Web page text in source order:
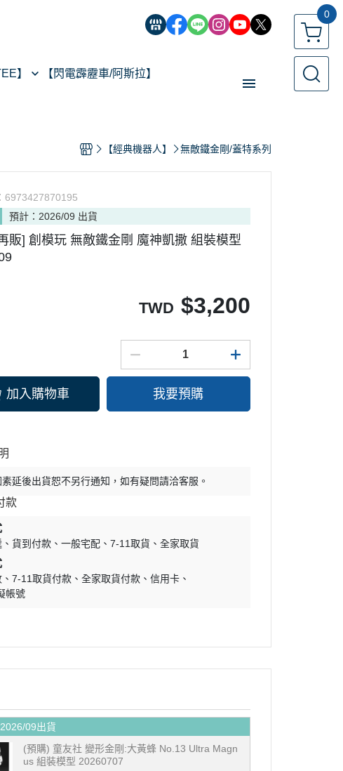
0
】
【閃電霹靂車/阿斯拉】
【經典機器人】
【預購專區】
反詐騙指南
【經典機器人】 無敵鐵金剛/蓋特系列
6973427870195
預計：2026/09 出貨
販] 創模玩 無敵鐵金剛 魔神凱撒 組裝模型
TWD $3,200
加入購物車 我要預購
素延後出貨恕不另行通知，如有疑問請洽客服。
款
貨到付款 一般宅配 7-11取貨
全家取貨
7-11取貨付款 全家取貨付款
信用卡
帳號
09出貨
(預購) 童友社 變形金剛:大黃蜂 No.13 Ultra Magn
us 組裝模型 20260707